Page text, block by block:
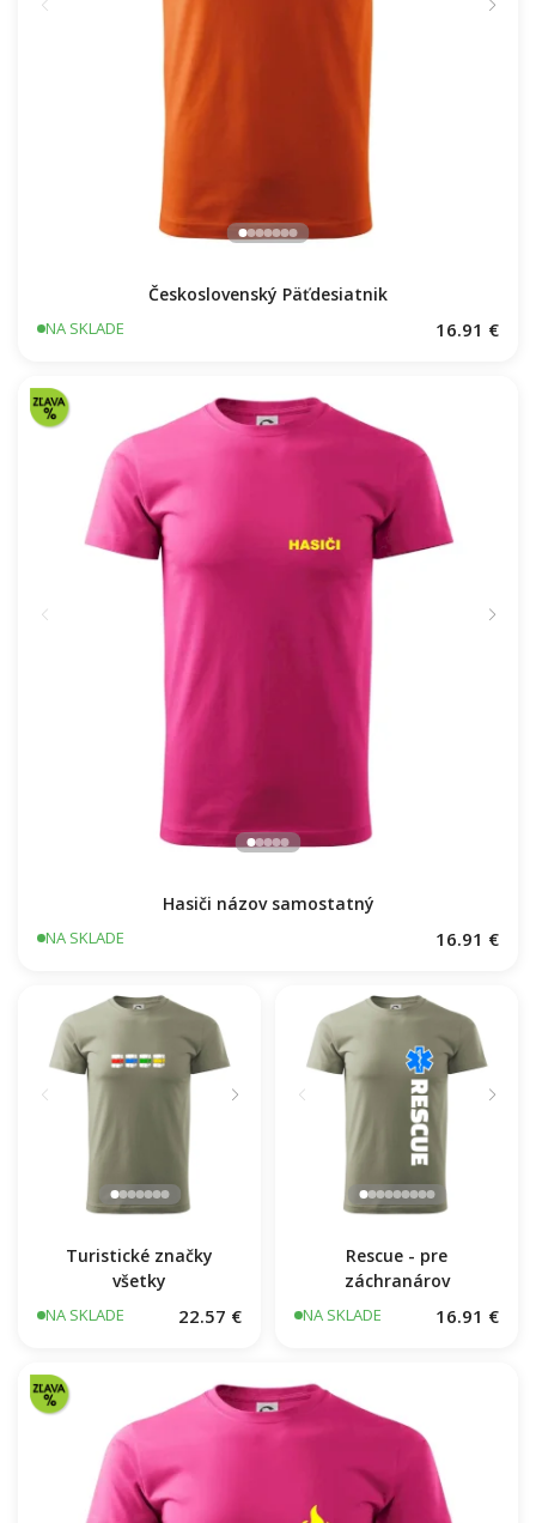
Československý Päťdesiatnik
NA SKLADE 16.91 €
Hasiči názov samostatný
NA SKLADE 16.91 €
Turistické značky
všetky
NA SKLADE 22.57 €
Rescue - pre
záchranárov
NA SKLADE 16.91 €